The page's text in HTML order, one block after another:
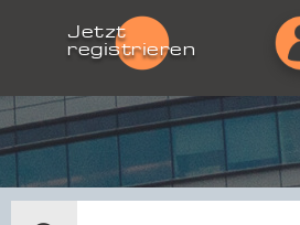
Jetzt
registrieren